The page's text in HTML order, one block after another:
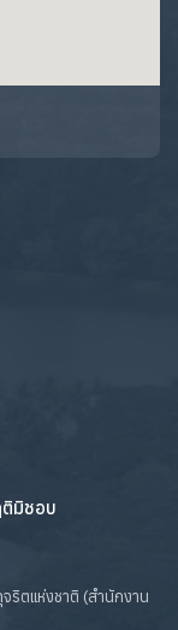
ติมิชอบ
ริตแห่งชาติ (สำนักงาน